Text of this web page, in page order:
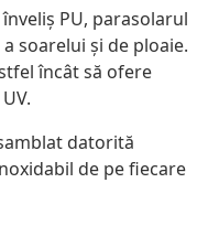
PU, parasolarul
soarelui și de ploaie.
încât să ofere
datorită
de pe fiecare